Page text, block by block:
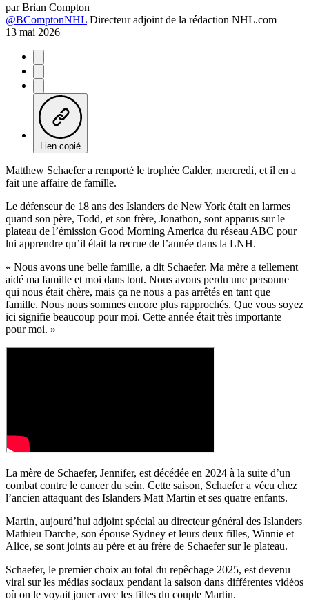
par Brian Compton
@BComptonNHL Directeur adjoint de la rédaction NHL.com
13 mai 2026
Lien copié
Matthew Schaefer a remporté le trophée Calder, mercredi, et il en a
fait une affaire de famille.
Le défenseur de 18 ans des Islanders de New York était en larmes
quand son père, Todd, et son frère, Jonathon, sont apparus sur le
plateau de l’émission Good Morning America du réseau ABC pour
lui apprendre qu’il était la recrue de l’année dans la LNH.
« Nous avons une belle famille, a dit Schaefer. Ma mère a tellement
aidé ma famille et moi dans tout. Nous avons perdu une personne
qui nous était chère, mais ça ne nous a pas arrêtés en tant que
famille. Nous nous sommes encore plus rapprochés. Que vous soyez
ici signifie beaucoup pour moi. Cette année était très importante
pour moi. »
La mère de Schaefer, Jennifer, est décédée en 2024 à la suite d’un
combat contre le cancer du sein. Cette saison, Schaefer a vécu chez
l’ancien attaquant des Islanders Matt Martin et ses quatre enfants.
Martin, aujourd’hui adjoint spécial au directeur général des Islanders
Mathieu Darche, son épouse Sydney et leurs deux filles, Winnie et
Alice, se sont joints au père et au frère de Schaefer sur le plateau.
Schaefer, le premier choix au total du repêchage 2025, est devenu
viral sur les médias sociaux pendant la saison dans différentes vidéos
où on le voyait jouer avec les filles du couple Martin.